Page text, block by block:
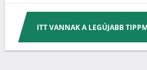
ITT VANNAK A LEGÚJABB